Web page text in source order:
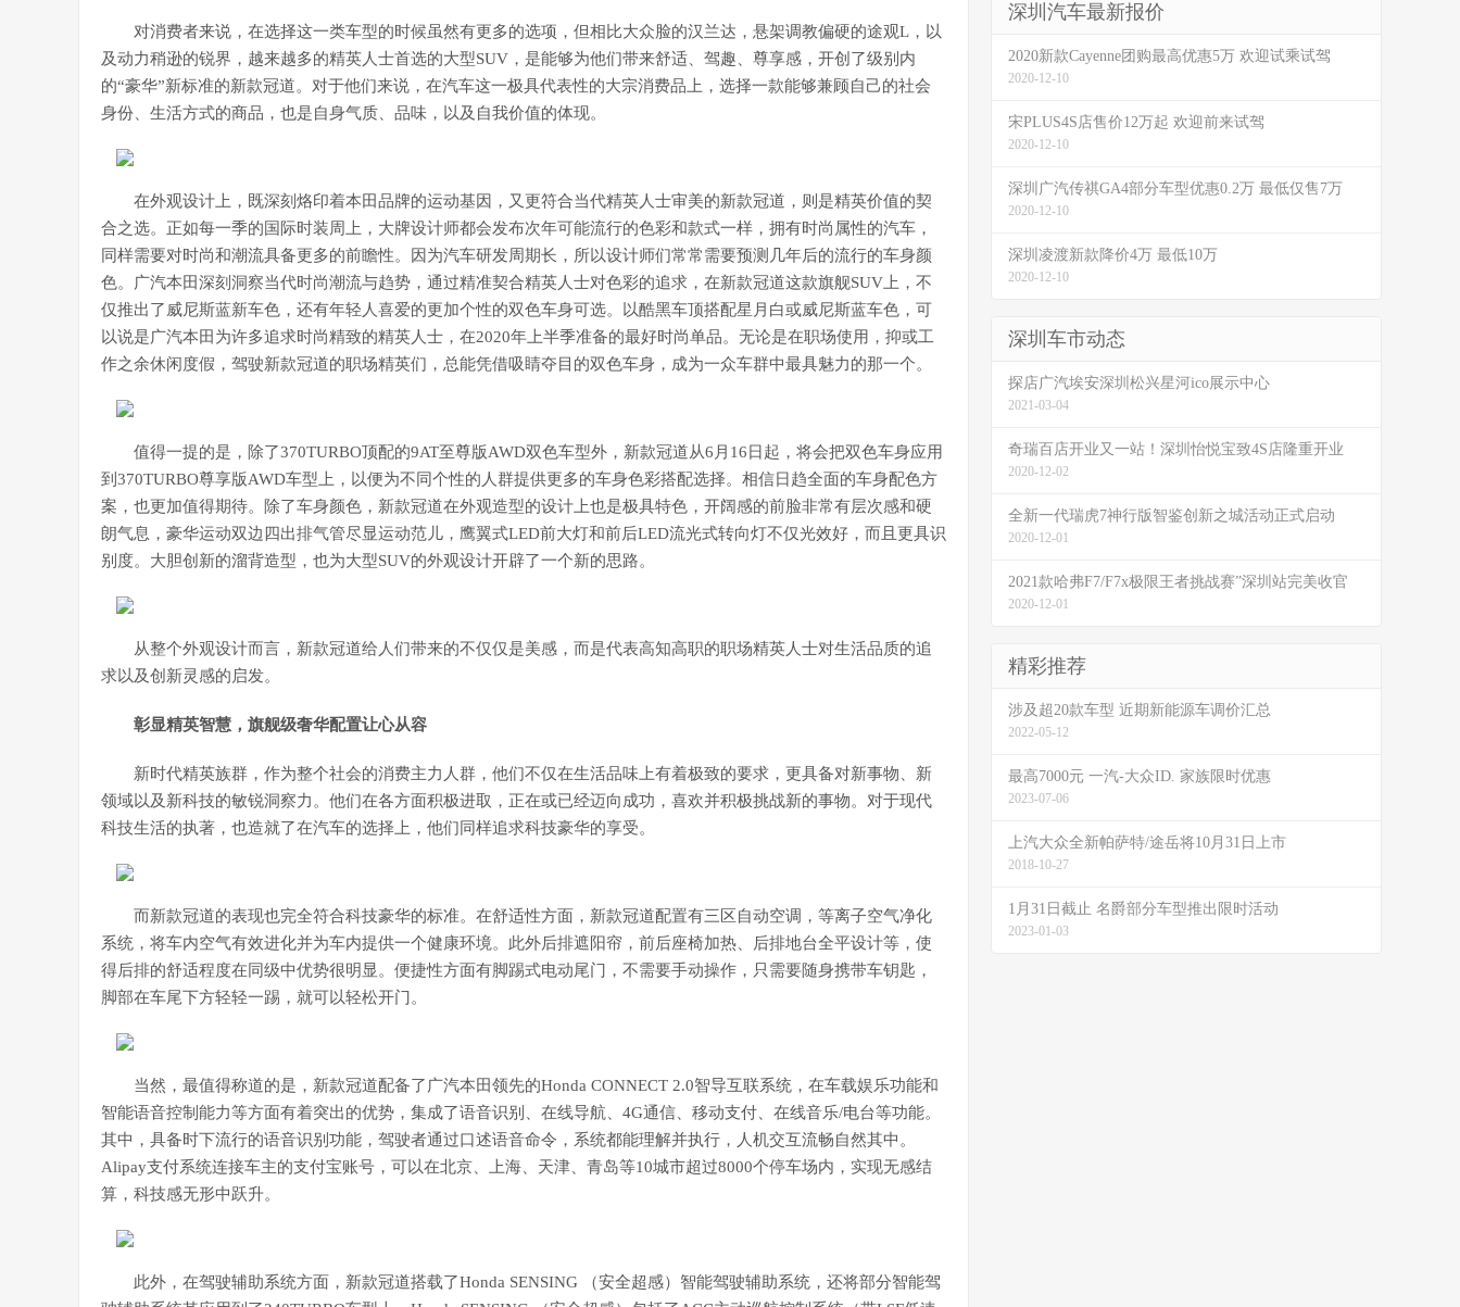
对消费者来说，在选择这一类车型的时候虽然有更多的选项，但相比大众脸的汉兰达，悬架调教偏硬的途观L，以
及动力稍逊的锐界，越来越多的精英人士首选的大型SUV，是能够为他们带来舒适、驾趣、尊享感，开创了级别内
的“豪华”新标准的新款冠道。对于他们来说，在汽车这一极具代表性的大宗消费品上，选择一款能够兼顾自己的社会
身份、生活方式的商品，也是自身气质、品味，以及自我价值的体现。
在外观设计上，既深刻烙印着本田品牌的运动基因，又更符合当代精英人士审美的新款冠道，则是精英价值的契
合之选。正如每一季的国际时装周上，大牌设计师都会发布次年可能流行的色彩和款式一样，拥有时尚属性的汽车，
同样需要对时尚和潮流具备更多的前瞻性。因为汽车研发周期长，所以设计师们常常需要预测几年后的流行的车身颜
色。广汽本田深刻洞察当代时尚潮流与趋势，通过精准契合精英人士对色彩的追求，在新款冠道这款旗舰SUV上，不
仅推出了威尼斯蓝新车色，还有年轻人喜爱的更加个性的双色车身可选。以酷黑车顶搭配星月白或威尼斯蓝车色，可
以说是广汽本田为许多追求时尚精致的精英人士，在2020年上半季准备的最好时尚单品。无论是在职场使用，抑或工
作之余休闲度假，驾驶新款冠道的职场精英们，总能凭借吸睛夺目的双色车身，成为一众车群中最具魅力的那一个。
值得一提的是，除了370TURBO顶配的9AT至尊版AWD双色车型外，新款冠道从6月16日起，将会把双色车身应用
到370TURBO尊享版AWD车型上，以便为不同个性的人群提供更多的车身色彩搭配选择。相信日趋全面的车身配色方
案，也更加值得期待。除了车身颜色，新款冠道在外观造型的设计上也是极具特色，开阔感的前脸非常有层次感和硬
朗气息，豪华运动双边四出排气管尽显运动范儿，鹰翼式LED前大灯和前后LED流光式转向灯不仅光效好，而且更具识
别度。大胆创新的溜背造型，也为大型SUV的外观设计开辟了一个新的思路。
从整个外观设计而言，新款冠道给人们带来的不仅仅是美感，而是代表高知高职的职场精英人士对生活品质的追
求以及创新灵感的启发。
彰显精英智慧，旗舰级奢华配置让心从容
新时代精英族群，作为整个社会的消费主力人群，他们不仅在生活品味上有着极致的要求，更具备对新事物、新
领域以及新科技的敏锐洞察力。他们在各方面积极进取，正在或已经迈向成功，喜欢并积极挑战新的事物。对于现代
科技生活的执著，也造就了在汽车的选择上，他们同样追求科技豪华的享受。
而新款冠道的表现也完全符合科技豪华的标准。在舒适性方面，新款冠道配置有三区自动空调，等离子空气净化
系统，将车内空气有效进化并为车内提供一个健康环境。此外后排遮阳帘，前后座椅加热、后排地台全平设计等，使
得后排的舒适程度在同级中优势很明显。便捷性方面有脚踢式电动尾门，不需要手动操作，只需要随身携带车钥匙，
脚部在车尾下方轻轻一踢，就可以轻松开门。
当然，最值得称道的是，新款冠道配备了广汽本田领先的Honda CONNECT 2.0智导互联系统，在车载娱乐功能和
智能语音控制能力等方面有着突出的优势，集成了语音识别、在线导航、4G通信、移动支付、在线音乐/电台等功能。
其中，具备时下流行的语音识别功能，驾驶者通过口述语音命令，系统都能理解并执行，人机交互流畅自然其中。
Alipay支付系统连接车主的支付宝账号，可以在北京、上海、天津、青岛等10城市超过8000个停车场内，实现无感结
算，科技感无形中跃升。
此外，在驾驶辅助系统方面，新款冠道搭载了Honda SENSING （安全超感）智能驾驶辅助系统，还将部分智能驾
深圳汽车最新报价
2020新款Cayenne团购最高优惠5万 欢迎试乘试驾
2020-12-10
宋PLUS4S店售价12万起 欢迎前来试驾
2020-12-10
深圳广汽传祺GA4部分车型优惠0.2万 最低仅售7万
2020-12-10
深圳凌渡新款降价4万 最低10万
2020-12-10
深圳车市动态
探店广汽埃安深圳松兴星河ico展示中心
2021-03-04
奇瑞百店开业又一站！深圳怡悦宝致4S店隆重开业
2020-12-02
全新一代瑞虎7神行版智鉴创新之城活动正式启动
2020-12-01
2021款哈弗F7/F7x极限王者挑战赛”深圳站完美收官
2020-12-01
精彩推荐
涉及超20款车型 近期新能源车调价汇总
2022-05-12
最高7000元 一汽-大众ID. 家族限时优惠
2023-07-06
上汽大众全新帕萨特/途岳将10月31日上市
2018-10-27
1月31日截止 名爵部分车型推出限时活动
2023-01-03